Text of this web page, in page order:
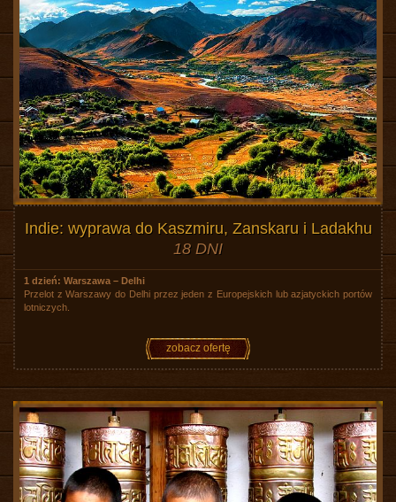
Indie: wyprawa do Kaszmiru, Zanskaru i Ladakhu
18 DNI
1 dzień: Warszawa – Delhi
Przelot z Warszawy do Delhi przez jeden z Europejskich lub azjatyckich portów
lotniczych.
zobacz ofertę